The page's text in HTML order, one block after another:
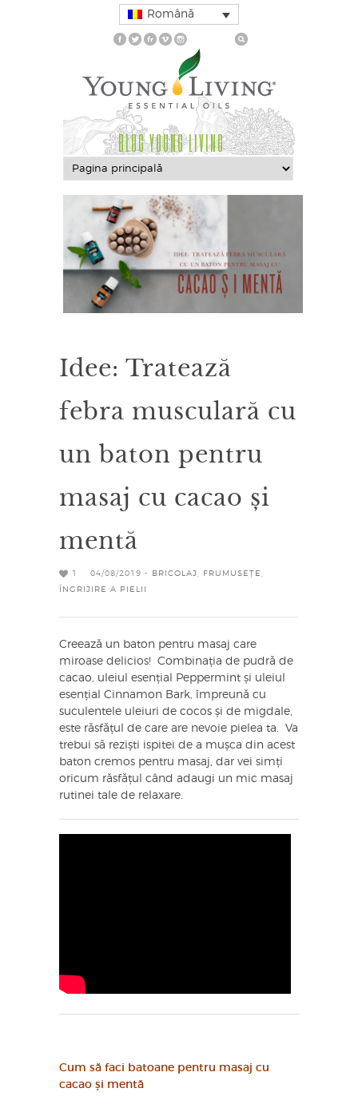
Română
BLOG YOUNG LIVING
Idee: Tratează
febra musculară cu
un baton pentru
masaj cu cacao și
mentă
1 04/08/2019 - BRICOLAJ FRUMUSEȚE
ÎNGRIJIRE A PIELII
Creează un baton pentru masaj care
miroase delicios! Combinația de pudră de
cacao, uleiul esențial Peppermint și uleiul
esențial Cinnamon Bark, împreună cu
suculentele uleiuri de cocos și de migdale,
este răsfățul de care are nevoie pielea ta. Va
trebui să reziști ispitei de a mușca din acest
baton cremos pentru masaj, dar vei simți
oricum răsfățul când adaugi un mic masaj
rutinei tale de relaxare.
Cum să faci batoane pentru masaj cu
cacao și mentă